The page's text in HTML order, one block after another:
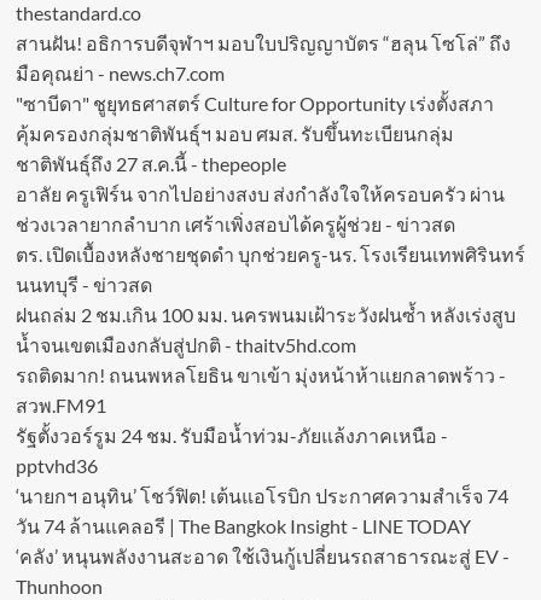
thestandard.co
สานฝัน! อธิการบดีจุฬาฯ มอบใบปริญญาบัตร “ฮลุน โซโล่” ถึง
มือคุณย่า - news.ch7.com
"ซาบีดา" ชูยุทธศาสตร์ Culture for Opportunity เร่งตั้งสภา
คุ้มครองกลุ่มชาติพันธุ์ฯ มอบ ศมส. รับขึ้นทะเบียนกลุ่ม
ชาติพันธุ์ถึง 27 ส.ค.นี้ - thepeople
อาลัย ครูเฟิร์น จากไปอย่างสงบ ส่งกำลังใจให้ครอบครัว ผ่าน
ช่วงเวลายากลำบาก เศร้าเพิ่งสอบได้ครูผู้ช่วย - ข่าวสด
ตร. เปิดเบื้องหลังชายชุดดำ บุกช่วยครู-นร. โรงเรียนเทพศิรินทร์
นนทบุรี - ข่าวสด
ฝนถล่ม 2 ชม.เกิน 100 มม. นครพนมเฝ้าระวังฝนซ้ำ หลังเร่งสูบ
น้ำจนเขตเมืองกลับสู่ปกติ - thaitv5hd.com
รถติดมาก! ถนนพหลโยธิน ขาเข้า มุ่งหน้าห้าแยกลาดพร้าว -
สวพ.FM91
รัฐตั้งวอร์รูม 24 ชม. รับมือน้ำท่วม-ภัยแล้งภาคเหนือ -
pptvhd36
‘นายกฯ อนุทิน’ โชว์ฟิต! เต้นแอโรบิก ประกาศความสำเร็จ 74
วัน 74 ล้านแคลอรี | The Bangkok Insight - LINE TODAY
‘คลัง’ หนุนพลังงานสะอาด ใช้เงินกู้เปลี่ยนรถสาธารณะสู่ EV -
Thunhoon